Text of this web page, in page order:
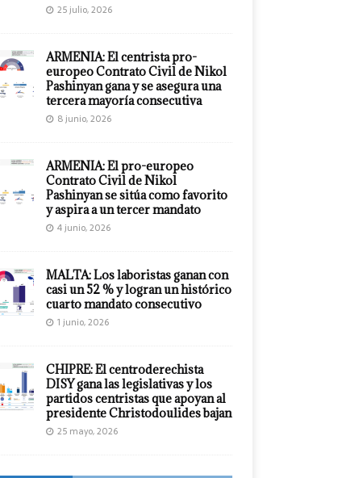
25 julio, 2026
ARMENIA: El centrista pro-
europeo Contrato Civil de Nikol
Pashinyan gana y se asegura una
tercera mayoría consecutiva
8 junio, 2026
ARMENIA: El pro-europeo
Contrato Civil de Nikol
Pashinyan se sitúa como favorito
y aspira a un tercer mandato
4 junio, 2026
MALTA: Los laboristas ganan con
casi un 52 % y logran un histórico
cuarto mandato consecutivo
1 junio, 2026
CHIPRE: El centroderechista
DISY gana las legislativas y los
partidos centristas que apoyan al
presidente Christodoulides bajan
25 mayo, 2026